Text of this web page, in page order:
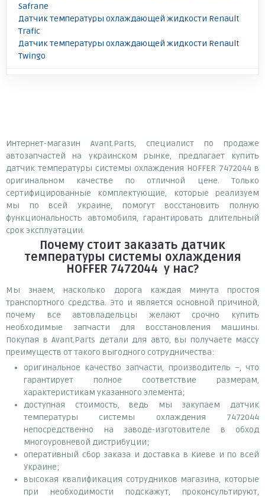
Safrane
Датчик температуры охлаждающей жидкости Renault
Trafic
Датчик температуры охлаждающей жидкости Renault
Twingo
Интернет-магазин Avant.Parts, специалист по продаже
автозапчастей на украинском рынке, предлагает купить
датчик температуры системы охлаждения HOFFER 7472044 в
оригинальном качестве по отличной цене. Только
сертифицированные комплектующие, которые реализуем
мы по всей Украине, помогут восстановить полную
функциональность автомобиля, гарантировать длительный
срок эксплуатации.
Почему стоит заказать датчик
температуры системы охлаждения
HOFFER 7472044 у нас?
Мы знаем, насколько дорога каждая минута простоя
транспортного средства. Это и является основной причиной,
почему все автовладельцы желают срочно купить
необходимые запчасти для восстановления машины.
Покупая в Avant.Parts детали для авто, вы получаете массу
преимуществ от такого выгодного сотрудничества:
оригинальное качество запчасти, производитель –, что
гарантирует полное соответствие размерам,
характеристикам указанного элемента;
доступная стоимость, ведь мы закупаем датчик
температуры системы охлаждения 7472044
непосредственно на заводе-изготовителе в обход
многоуровневой дистрибуции;
оперативный сбор заказа и доставка в Киеве и по всей
Украине;
высокая квалификация сотрудников магазина, которые
при необходимости подскажут, проконсультируют,